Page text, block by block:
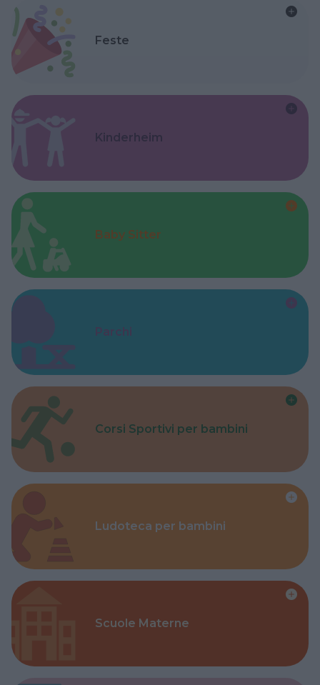
Feste
Kinderheim
Baby Sitter
Parchi
Corsi Sportivi per bambini
Ludoteca per bambini
Scuole Materne